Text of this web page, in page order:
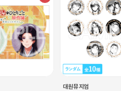
대원뮤지엄